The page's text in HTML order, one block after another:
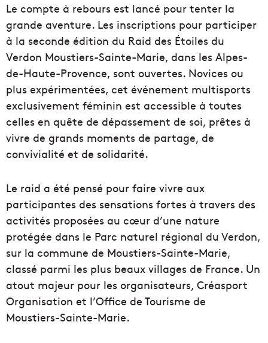
Le compte à rebours est lancé pour tenter la
grande aventure. Les inscriptions pour participer
à la seconde édition du Raid des Étoiles du
Verdon Moustiers-Sainte-Marie, dans les Alpes-
de-Haute-Provence, sont ouvertes. Novices ou
plus expérimentées, cet événement multisports
exclusivement féminin est accessible à toutes
celles en quête de dépassement de soi, prêtes à
vivre de grands moments de partage, de
convivialité et de solidarité.
Le raid a été pensé pour faire vivre aux
participantes des sensations fortes à travers des
activités proposées au cœur d’une nature
protégée dans le Parc naturel régional du Verdon,
sur la commune de Moustiers-Sainte-Marie,
classé parmi les plus beaux villages de France. Un
atout majeur pour les organisateurs, Créasport
Organisation et l’Office de Tourisme de
Moustiers-Sainte-Marie.